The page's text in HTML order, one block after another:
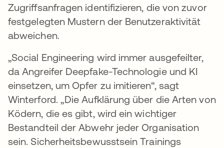
Zugriffsanfragen identifizieren, die von zuvor
festgelegten Mustern der Benutzeraktivität
abweichen.
„Social Engineering wird immer ausgefeilter,
da Angreifer Deepfake-Technologie und KI
einsetzen, um Opfer zu imitieren“, sagt
Winterford. „Die Aufklärung über die Arten von
Ködern, die es gibt, wird ein wichtiger
Bestandteil der Abwehr jeder Organisation
sein. Sicherheitsbewusstsein Trainings